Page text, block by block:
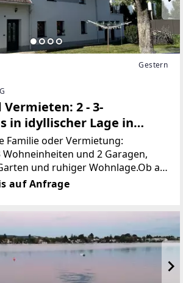
Gestern
2 - 3-
in idyllischer Lage in
Familie oder Vermietung:
und 2 Garagen,
und ruhiger Wohnlage.Ob als
zur teilweisen Vermietung
– diese Immobilie eignet
auf Anfrage